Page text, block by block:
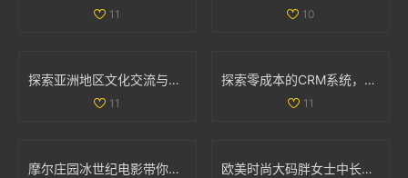
11 10
探索亚洲地区文化交流与学习的独特魅力与价值
11
探索零成本的CRM系统，助力企业轻松管理客户关系
11
摩尔庄园冰世纪电影带你领略全新奇幻冒险旅程 欧美时尚大码胖女士中长款连衣裙彰显优雅魅力